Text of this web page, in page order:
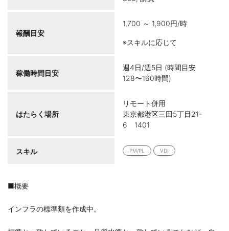
報酬目安
1,700 ～ 1,900円/時
※スキルに応じて
稼働時間目安
週4日/週5日 (時間目安
128〜160時間)
はたらく場所
リモート併用
東京都港区三田5丁目21-
6 1401
スキル PM/PL VDI
■概要
インフラの標準類を作成中。